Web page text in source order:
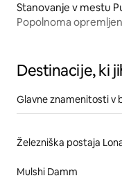
Stanovanje v mestu
Popolnoma
Destinacije, ki
Glavne znamenitosti v
Železniška postaja
Mulshi Damm